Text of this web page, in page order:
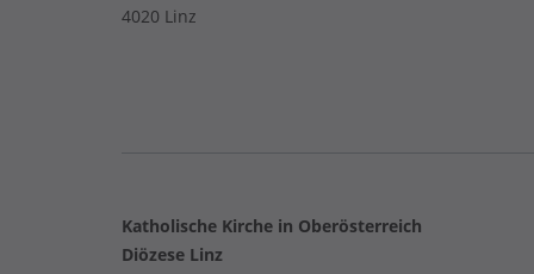
4020 Linz
Katholische Kirche in Oberösterreich
Diözese Linz